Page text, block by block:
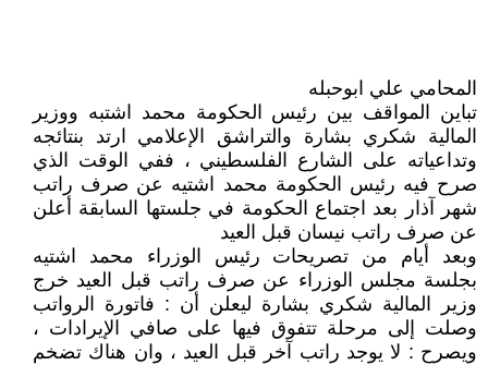
المحامي علي ابوحبله
تباين المواقف بين رئيس الحكومة محمد اشتبه ووزير
المالية شكري بشارة والتراشق الإعلامي ارتد بنتائجه
وتداعياته على الشارع الفلسطيني ، ففي الوقت الذي
صرح فيه رئيس الحكومة محمد اشتيه عن صرف راتب
شهر آذار بعد اجتماع الحكومة في جلستها السابقة أعلن
عن صرف راتب نيسان قبل العيد
وبعد أيام من تصريحات رئيس الوزراء محمد اشتيه
بجلسة مجلس الوزراء عن صرف راتب قبل العيد خرج
وزير المالية شكري بشارة ليعلن أن : فاتورة الرواتب
وصلت إلى مرحلة تتفوق فيها على صافي الإيرادات ،
ويصرح : لا يوجد راتب آخر قبل العيد ، وان هناك تضخم